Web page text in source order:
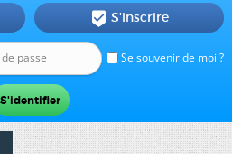
Se souvenir de moi ?
 S'inscrire